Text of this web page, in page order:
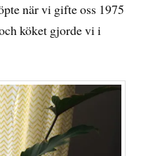
när vi gifte oss 1975
köket gjorde vi i